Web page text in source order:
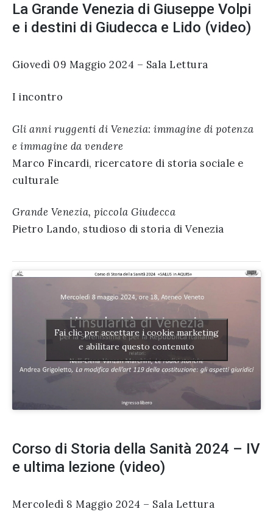
La Grande Venezia di Giuseppe Volpi
e i destini di Giudecca e Lido (video)
Giovedì 09 Maggio 2024 – Sala Lettura
I incontro
Gli anni ruggenti di Venezia: immagine di potenza
e immagine da vendere
Marco Fincardi, ricercatore di storia sociale e
culturale
Grande Venezia, piccola Giudecca
Pietro Lando, studioso di storia di Venezia
Fai clic per accettare i cookie marketing
e abilitare questo contenuto
Corso di Storia della Sanità 2024 – IV
e ultima lezione (video)
Mercoledì 8 Maggio 2024 – Sala Lettura